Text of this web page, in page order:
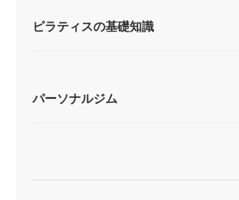
ピラティスの基礎知識
パーソナルジム